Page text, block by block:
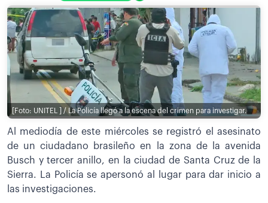
[Foto: UNITEL ] / La Policía llegó a la escena del crimen para investigar.
Al mediodía de este miércoles se registró el asesinato
de un ciudadano brasileño en la zona de la avenida
Busch y tercer anillo, en la ciudad de Santa Cruz de la
Sierra. La Policía se apersonó al lugar para dar inicio a
las investigaciones.